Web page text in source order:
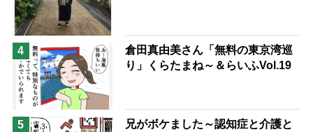
4
倉田真由美さん「無料の東京湾巡
り」くらたまね～＆らいふVol.19
5
兄がボケました～認知症と介護と